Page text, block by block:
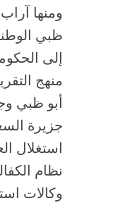
ومنها
ظبي
إلى
منهج
أبو ظبي
جزيرة
استغلال
نظام
وكالات